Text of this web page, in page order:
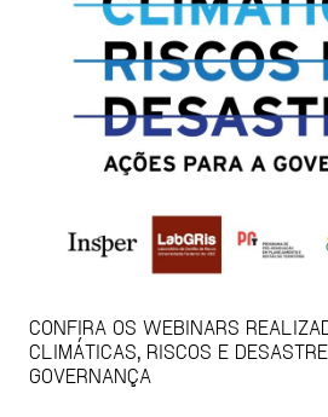
CONFIRA OS WEBINARS
CLIMÁTICAS, RISCOS E
GOVERNANÇA